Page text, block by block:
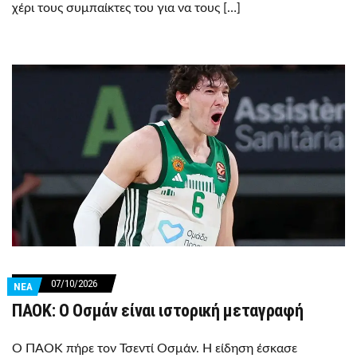
χέρι τους συμπαίκτες του για να τους […]
ΝΕΑ 07/10/2026
ΠΑΟΚ: Ο Οσμάν είναι ιστορική μεταγραφή
Ο ΠΑΟΚ πήρε τον Τσεντί Οσμάν. Η είδηση έσκασε